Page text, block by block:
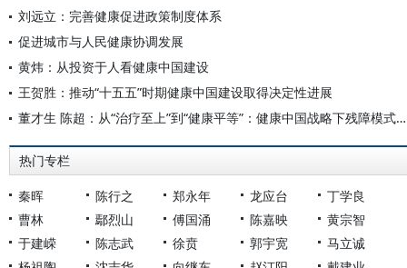
刘远立：完善健康促进政策制度体系
促进城市与人民健康协调发展
黄炜：从投资于人看健康中国建设
王贺胜：推动“十五五”时期健康中国建设取得决定性进展
董才生 陈超：从“治疗至上”到“健康平等”：健康中国战略下残障模式的范式转换
热门专栏
秦晖 陈行之 郑永年 龙应台
丁学良
曹林
鄢烈山 傅国涌 陈嘉映
黄宗智
于建嵘
陈志武 徐贲 郭宇宽
马立诚